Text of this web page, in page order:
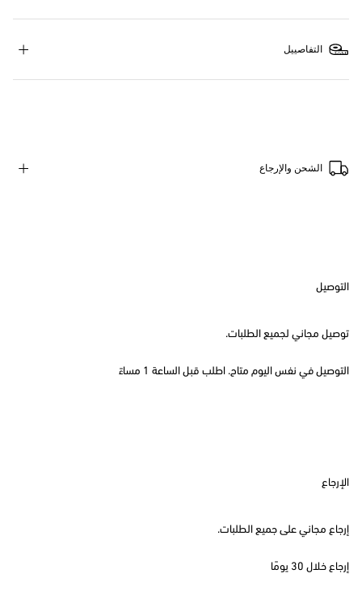
التفاصييل
الشحن والإرجاع
التوصيل
توصيل مجاني لجميع الطلبات.
التوصيل في نفس اليوم متاح. اطلب قبل الساعة 1 مساءً
الإرجاع
إرجاع مجاني على جميع الطلبات.
إرجاع خلال 30 يومًا